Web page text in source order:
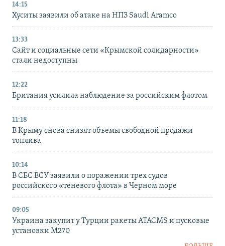
14:15
Хуситы заявили об атаке на НПЗ Saudi Aramco
13:33
Сайт и социальные сети «Крымской солидарности»
стали недоступны
12:22
Британия усилила наблюдение за российским флотом
11:18
В Крыму снова снизят объемы свободной продажи
топлива
10:14
В СБС ВСУ заявили о поражении трех судов
российского «теневого флота» в Черном море
09:05
Украина закупит у Турции ракеты ATACMS и пусковые
установки M270